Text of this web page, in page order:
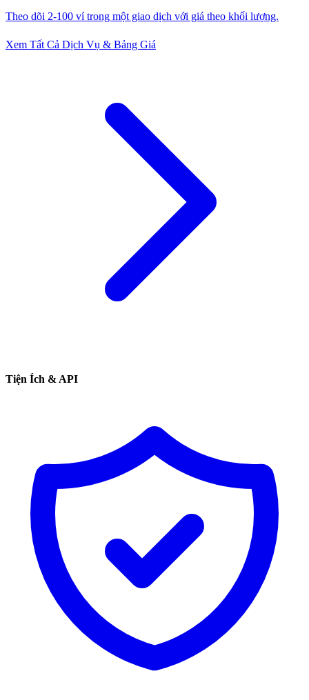
Theo dõi 2-100 ví trong một giao dịch với giá theo khối lượng.
Xem Tất Cả Dịch Vụ & Bảng Giá
Tiện Ích & API